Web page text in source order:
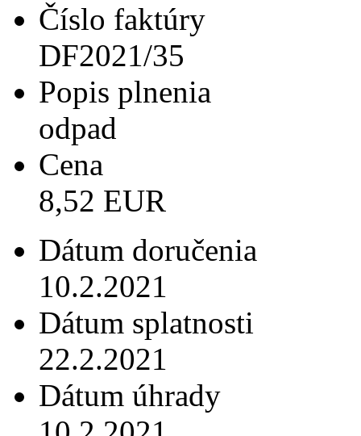
Číslo faktúry
DF2021/35
Popis plnenia
odpad
Cena
8,52 EUR
Dátum doručenia
10.2.2021
Dátum splatnosti
22.2.2021
Dátum úhrady